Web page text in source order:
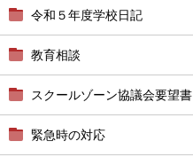
令和５年度学校日記
教育相談
スクールゾーン協議会要望書
緊急時の対応